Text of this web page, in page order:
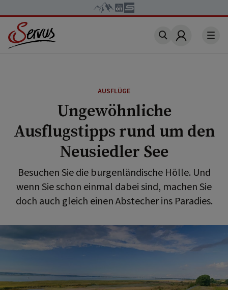
Account
AUSFLÜGE
Ungewöhnliche
Ausflugstipps rund um den
Neusiedler See
Besuchen Sie die burgenländische Hölle. Und
wenn Sie schon einmal dabei sind, machen Sie
doch auch gleich einen Abstecher ins Paradies.